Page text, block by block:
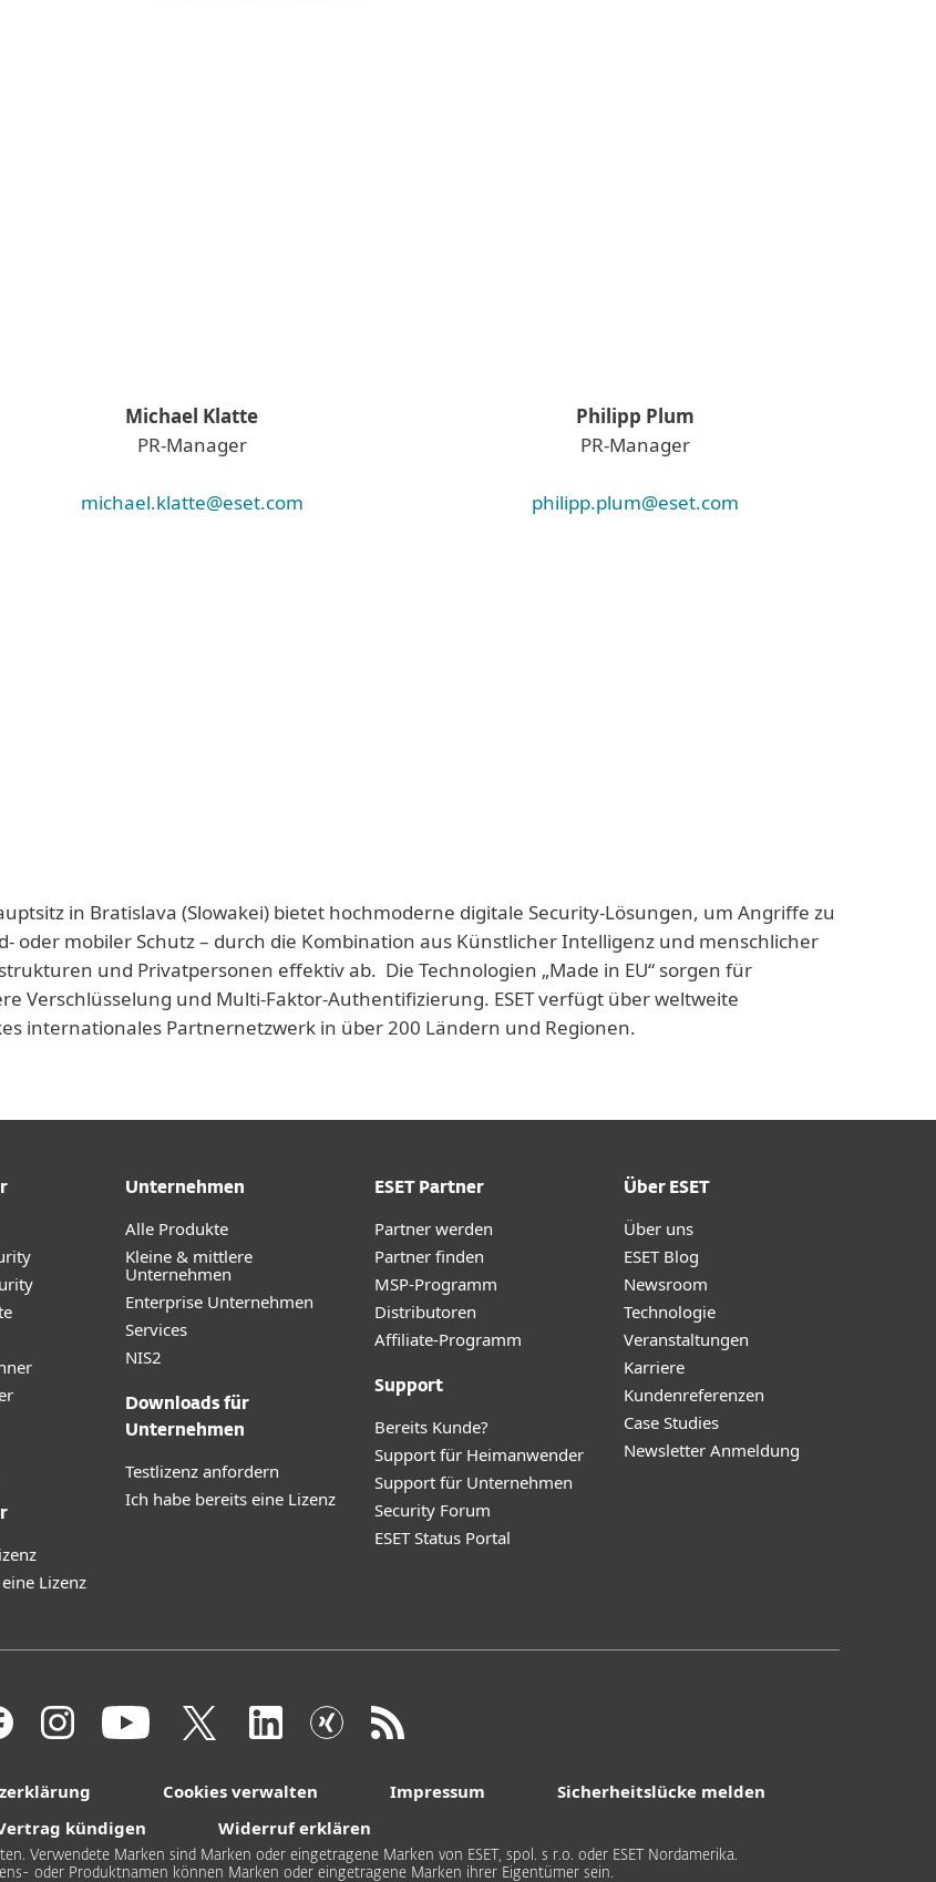
Michael Klatte
PR-Manager
michael.klatte@eset.com
Philipp Plum
PR-Manager
philipp.plum@eset.com
in Bratislava (Slowakei) bietet hochmoderne digitale Security-Lösungen, um Angriffe zu
oder mobiler Schutz – durch die Kombination aus Künstlicher Intelligenz und menschlicher
und Privatpersonen effektiv ab. Die Technologien „Made in EU“ sorgen für
Verschlüsselung und Multi-Faktor-Authentifizierung. ESET verfügt über weltweite
internationales Partnernetzwerk in über 200 Ländern und Regionen.
Lizenz
Unternehmen
Alle Produkte
Kleine & mittlere
Unternehmen
Enterprise Unternehmen
Services
NIS2
Downloads für
Unternehmen
Testlizenz anfordern
Ich habe bereits eine Lizenz
ESET Partner
Partner werden
Partner finden
MSP-Programm
Distributoren
Affiliate-Programm
Support
Bereits Kunde?
Support für Heimanwender
Support für Unternehmen
Security Forum
ESET Status Portal
Über ESET
Über uns
ESET Blog
Newsroom
Technologie
Veranstaltungen
Karriere
Kundenreferenzen
Case Studies
Newsletter Anmeldung
Cookies verwalten Impressum
Sicherheitslücke melden
kündigen
Widerruf erklären
Verwendete Marken sind Marken oder eingetragene Marken von ESET, spol. s r.o. oder ESET Nordamerika.
oder Produktnamen können Marken oder eingetragene Marken ihrer Eigentümer sein.